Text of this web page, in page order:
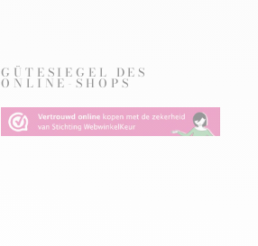
GÜTESIEGEL DES
ONLINE-SHOPS